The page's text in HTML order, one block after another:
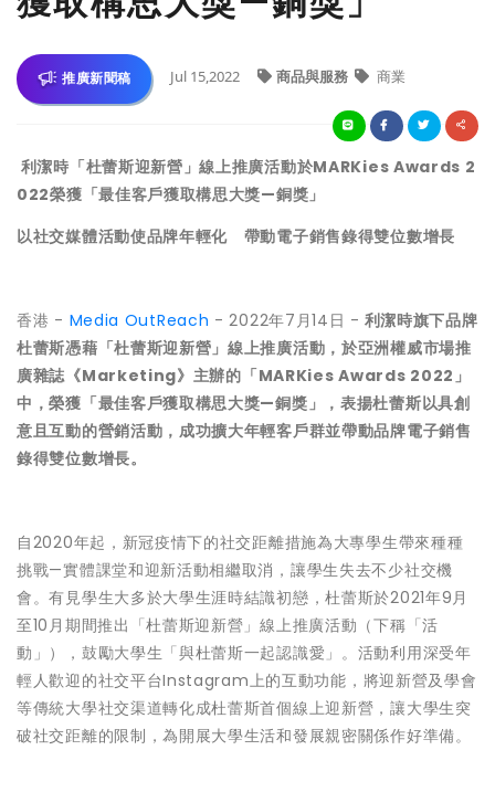
推廣新聞稿 Jul 15,2022 商品與服務 商業
利潔時「杜蕾斯迎新營」線上推廣活動於MARKies Awards 2
022榮獲「最佳客戶獲取構思大獎—銅獎」
以社交媒體活動使品牌年輕化 帶動電子銷售錄得雙位數增長
香港 - Media OutReach - 2022年7月14日 - 利潔時旗下品牌
杜蕾斯憑藉「杜蕾斯迎新營」線上推廣活動，於亞洲權威市場推
廣雜誌《Marketing》主辦的「MARKies Awards 2022」
中，榮獲「最佳客戶獲取構思大獎—銅獎」，表揚杜蕾斯以具創
意且互動的營銷活動，成功擴大年輕客戶群並帶動品牌電子銷售
錄得雙位數增長。
自2020年起，新冠疫情下的社交距離措施為大專學生帶來種種
挑戰—實體課堂和迎新活動相繼取消，讓學生失去不少社交機
會。有見學生大多於大學生涯時結識初戀，杜蕾斯於2021年9月
至10月期間推出「杜蕾斯迎新營」線上推廣活動（下稱「活
動」），鼓勵大學生「與杜蕾斯一起認識愛」。活動利用深受年
輕人歡迎的社交平台Instagram上的互動功能，將迎新營及學會
等傳統大學社交渠道轉化成杜蕾斯首個線上迎新營，讓大學生突
破社交距離的限制，為開展大學生活和發展親密關係作好準備。